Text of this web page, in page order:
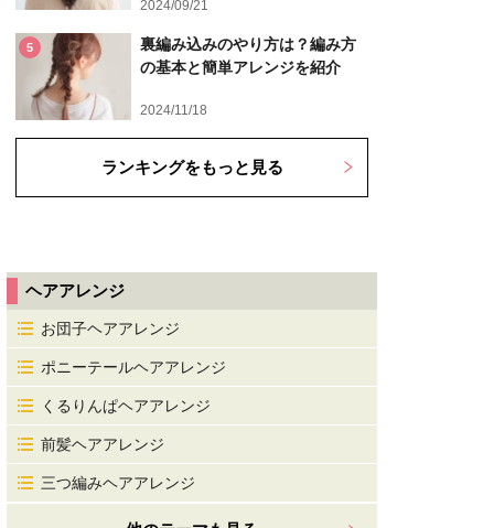
2024/09/21
5
裏編み込みのやり方は？編み方
の基本と簡単アレンジを紹介
2024/11/18
ランキングをもっと見る
ヘアアレンジ
お団子ヘアアレンジ
ポニーテールヘアアレンジ
くるりんぱヘアアレンジ
前髪ヘアアレンジ
三つ編みヘアアレンジ